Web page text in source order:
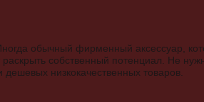
обычный фирменный аксессуар,
собственный потенциал. Не
дешевых низкокачественных товаров.